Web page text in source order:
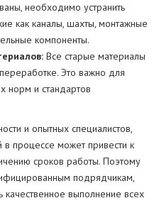
необходимо устранить
как каналы, шахты, монтажные
компоненты.
Все старые материалы
Это важно для
норм и стандартов
и опытных специалистов,
процессе может привести к
сроков работы. Поэтому
подрядчикам,
качественное выполнение всех